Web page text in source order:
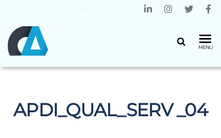
MENU
APDI_QUAL_SERV _04